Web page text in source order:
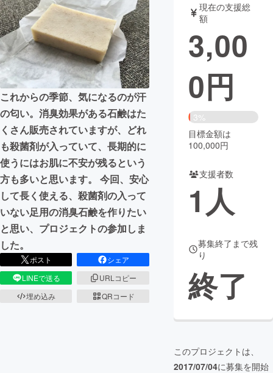
テクノロジー・ガジェット
映像・映画 書籍・雑誌
ビジネス・起業 チャレンジ
まちづくり・地域活性化
CAMPFIRE for Social Good
CAMPFIRE Creation
CAMPFIREふるさと納税 machi-ya コミュニティ
これからの季節、気になるのが汗
の匂い。消臭効果がある石鹸はた
くさん販売されていますが、どれ
も殺菌剤が入っていて、長期的に
使うにはお肌に不安が残るという
方も多いと思います。 今回、安心
して長く使える、殺菌剤の入って
いない足用の消臭石鹸を作りたい
と思い、プロジェクトの参加しま
した。
ポスト
シェア
LINEで送る
URLコピー
埋め込み
QRコード
現在の支援総
額
3,00
0円
3%
目標金額は
100,000円
支援者数
1人
募集終了まで残
り
終了
このプロジェクトは、
2017/07/04に募集を開始